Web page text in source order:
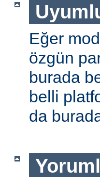
Eğer
özgün
burada
belli
da